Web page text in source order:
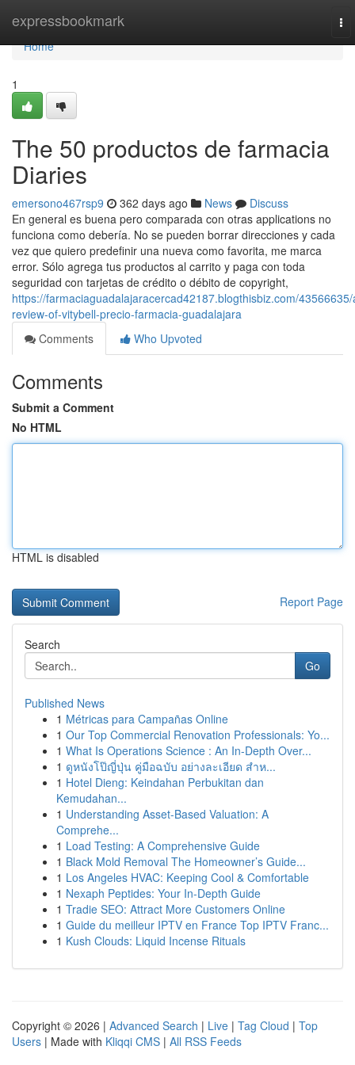
expressbookmark
Home
Home
1
The 50 productos de farmacia
Diaries
emersono467rsp9 362 days ago News
Discuss
En general es buena pero comparada con otras applications no
funciona como debería. No se pueden borrar direcciones y cada
vez que quiero predefinir una nueva como favorita, me marca
error. Sólo agrega tus productos al carrito y paga con toda
seguridad con tarjetas de crédito o débito de copyright,
https://farmaciaguadalajaracercad42187.blogthisbiz.com/
review-of-vitybell-precio-farmacia-guadalajara
Comments
Who Upvoted
Comments
Submit a Comment
No HTML
HTML is disabled
Report Page
Search
Go
Published News
1 Métricas para Campañas Online
1 Our Top Commercial Renovation Professionals: Yo...
1 What Is Operations Science : An In-Depth Over...
1 ดูหนังโป๊ญี่ปุ่น คู่มือฉบับ อย่างละเอียด สำห...
1 Hotel Dieng: Keindahan Perbukitan dan
Kemudahan...
1 Understanding Asset-Based Valuation: A
Comprehe...
1 Load Testing: A Comprehensive Guide
1 Black Mold Removal The Homeowner’s Guide...
1 Los Angeles HVAC: Keeping Cool & Comfortable
1 Nexaph Peptides: Your In-Depth Guide
1 Tradie SEO: Attract More Customers Online
1 Guide du meilleur IPTV en France Top IPTV Franc...
1 Kush Clouds: Liquid Incense Rituals
Copyright © 2026 | Advanced Search | Live | Tag Cloud | Top
Users | Made with Kliqqi CMS | All RSS Feeds